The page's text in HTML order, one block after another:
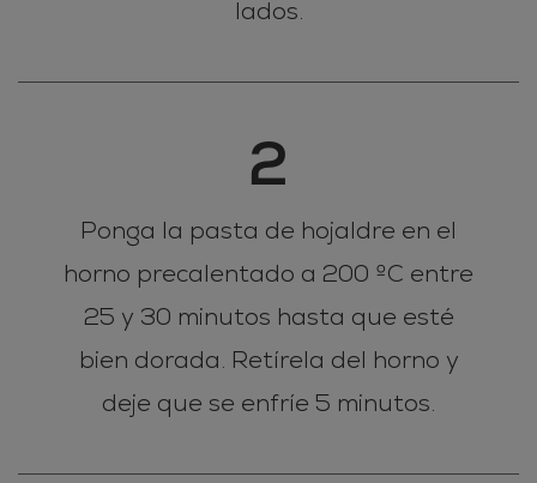
lados.
2
Ponga la pasta de hojaldre en el
horno precalentado a 200 ºC entre
25 y 30 minutos hasta que esté
bien dorada. Retírela del horno y
deje que se enfríe 5 minutos.